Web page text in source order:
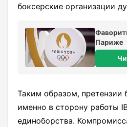
боксерские организации
Париже
Таким образом, претензии
именно в сторону работы
единоборства.